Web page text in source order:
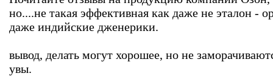
но....не такая эффективная как даже не эталон -
даже индийские дженерики.
вывод, делать могут хорошее, но не
увы.